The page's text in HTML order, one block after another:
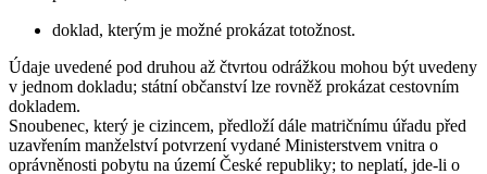
doklad, kterým je možné prokázat totožnost.
Údaje uvedené pod druhou až čtvrtou odrážkou mohou být uvedeny
v jednom dokladu; státní občanství lze rovněž prokázat cestovním
dokladem.
Snoubenec, který je cizincem, předloží dále matričnímu úřadu před
uzavřením manželství potvrzení vydané Ministerstvem vnitra o
oprávněnosti pobytu na území České republiky; to neplatí, jde-li o